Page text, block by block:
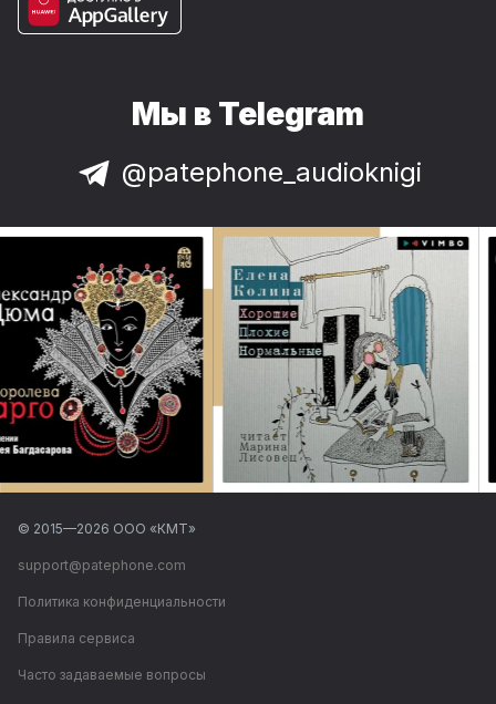
Мы в Telegram
@patephone_audioknigi
© 2015—2026 ООО «КМТ»
support@patephone.com
Политика конфиденциальности
Правила сервиса
Часто задаваемые вопросы